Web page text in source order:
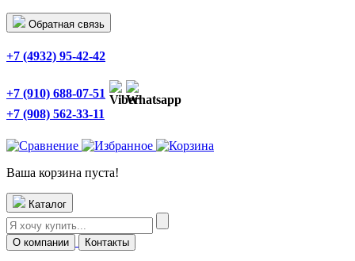
Обратная связь
+7 (4932) 95-42-42
+7 (910) 688-07-51
+7 (908) 562-33-11
Ваша корзина пуста!
Каталог
О компании Контакты